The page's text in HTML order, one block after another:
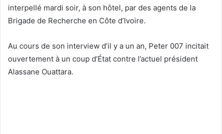
interpellé mardi soir, à son hôtel, par des agents de la
Brigade de Recherche en Côte d’Ivoire.
Au cours de son interview d’il y a un an, Peter 007 incitait
ouvertement à un coup d’État contre l’actuel président
Alassane Ouattara.